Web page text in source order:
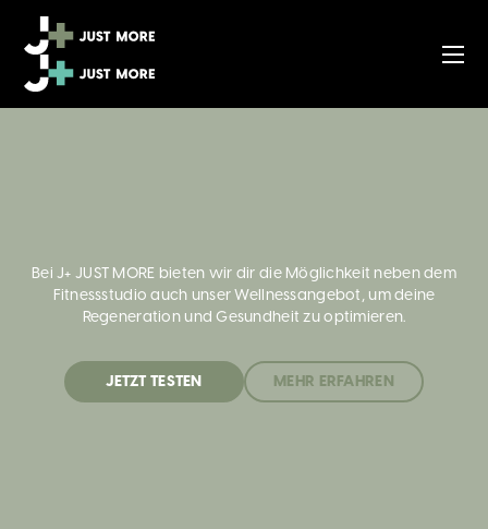
Bei J+ JUST MORE bieten wir dir die Möglichkeit neben dem
Fitnessstudio auch unser Wellnessangebot, um deine
Regeneration und Gesundheit zu optimieren.
JETZT TESTEN MEHR ERFAHREN